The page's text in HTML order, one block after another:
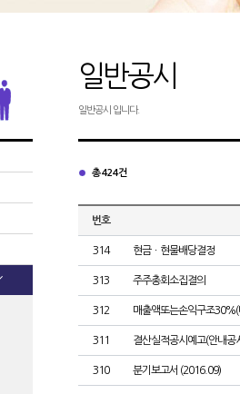
일반공시
일반공시 입니다.
총 424건
번호
314 현금ㆍ현물배당결정
313 주주총회소집결의
312 매출액또는손익구조
311 결산실적공시예고(안내공
310 분기보고서 (2016.09)